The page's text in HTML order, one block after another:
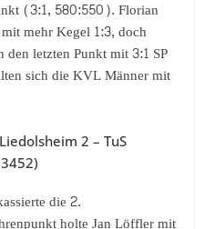
(3:1, 580:550). Florian
mehr Kegel 1:3, doch
letzten Punkt mit 3:1 SP
sich die KVL Männer mit
2 – TuS
die 2.
holte Jan Löffler mit